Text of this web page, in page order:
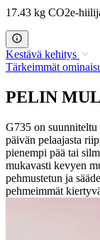
17.43 kg CO2e-
Kestävä kehitys
Tärkeimmät
PELIN
G735 on suunniteltu
päivän pelaajasta
pienempi pää tai
mukavasti kevyen
pehmustetun ja
pehmeimmät